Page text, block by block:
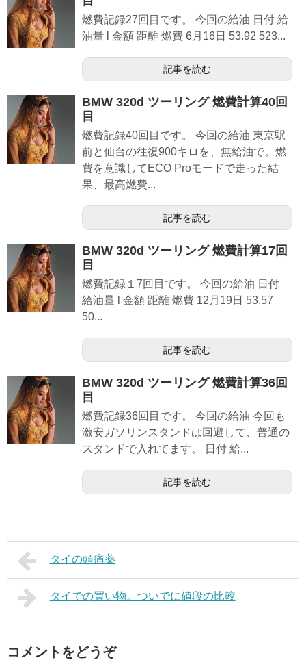
燃費記録27回目です。 今回の給油 日付 給
油量 l 金額 距離 燃費 6月16日 53.92 523...
記事を読む
BMW 320d ツーリング 燃費計算40回
目
燃費記録40回目です。 今回の給油 東京駅
前と仙台の往復900キロを、無給油で。燃
費を意識してECO Proモードで走った結
果、最高燃費...
記事を読む
BMW 320d ツーリング 燃費計算17回
目
燃費記録１7回目です。 今回の給油 日付
給油量 l 金額 距離 燃費 12月19日 53.57
50...
記事を読む
BMW 320d ツーリング 燃費計算36回
目
燃費記録36回目です。 今回の給油 今回も
激安ガソリンスタンドは回避して、普通の
スタンドで入れてます。 日付 給...
記事を読む
タイの頭痛薬
タイでの買い物。ついでに値段の比較
コメントをどうぞ